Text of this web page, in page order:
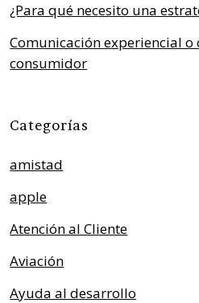
¿Para qué necesito una
Comunicación experiencial o
consumidor
Categorías
amistad
apple
Atención al Cliente
Aviación
Ayuda al desarrollo